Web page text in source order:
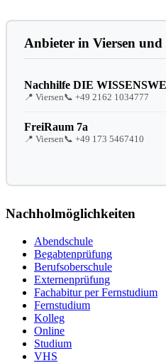
Anbieter in Viersen
Nachhilfe DIE
📍 Viersen📞 +49 2162 1034777
FreiRaum 7a
📍 Viersen📞 +49 173 5467410
Nachholmöglichkeiten
Abendschule
Begabtenprüfung
Berufsoberschule
Externenprüfung
Fachabitur per Fernstudium
Fernstudium
Kolleg
Online
Studium
VHS